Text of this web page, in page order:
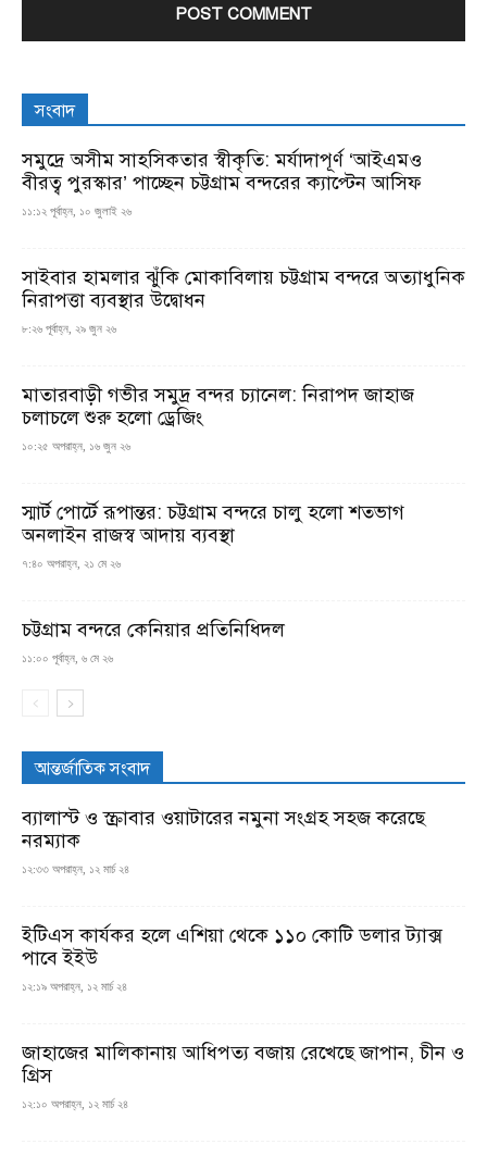
সংবাদ
সমুদ্রে অসীম সাহসিকতার স্বীকৃতি: মর্যাদাপূর্ণ ‘আইএমও
বীরত্ব পুরস্কার’ পাচ্ছেন চট্টগ্রাম বন্দরের ক্যাপ্টেন আসিফ
১১:১২ পূর্বাহ্ন, ১০ জুলাই ২৬
সাইবার হামলার ঝুঁকি মোকাবিলায় চট্টগ্রাম বন্দরে অত্যাধুনিক
নিরাপত্তা ব্যবস্থার উদ্বোধন
৮:২৬ পূর্বাহ্ন, ২৯ জুন ২৬
মাতারবাড়ী গভীর সমুদ্র বন্দর চ্যানেল: নিরাপদ জাহাজ
চলাচলে শুরু হলো ড্রেজিং
১০:২৫ অপরাহ্ন, ১৬ জুন ২৬
স্মার্ট পোর্টে রূপান্তর: চট্টগ্রাম বন্দরে চালু হলো শতভাগ
অনলাইন রাজস্ব আদায় ব্যবস্থা
৭:৪০ অপরাহ্ন, ২১ মে ২৬
চট্টগ্রাম বন্দরে কেনিয়ার প্রতিনিধিদল
১১:০০ পূর্বাহ্ন, ৬ মে ২৬
আন্তর্জাতিক সংবাদ
ব্যালাস্ট ও স্ক্রাবার ওয়াটারের নমুনা সংগ্রহ সহজ করেছে
নরম্যাক
১২:৩৩ অপরাহ্ন, ১২ মার্চ ২৪
ইটিএস কার্যকর হলে এশিয়া থেকে ১১০ কোটি ডলার ট্যাক্স
পাবে ইইউ
১২:১৯ অপরাহ্ন, ১২ মার্চ ২৪
জাহাজের মালিকানায় আধিপত্য বজায় রেখেছে জাপান, চীন ও
গ্রিস
১২:১০ অপরাহ্ন, ১২ মার্চ ২৪